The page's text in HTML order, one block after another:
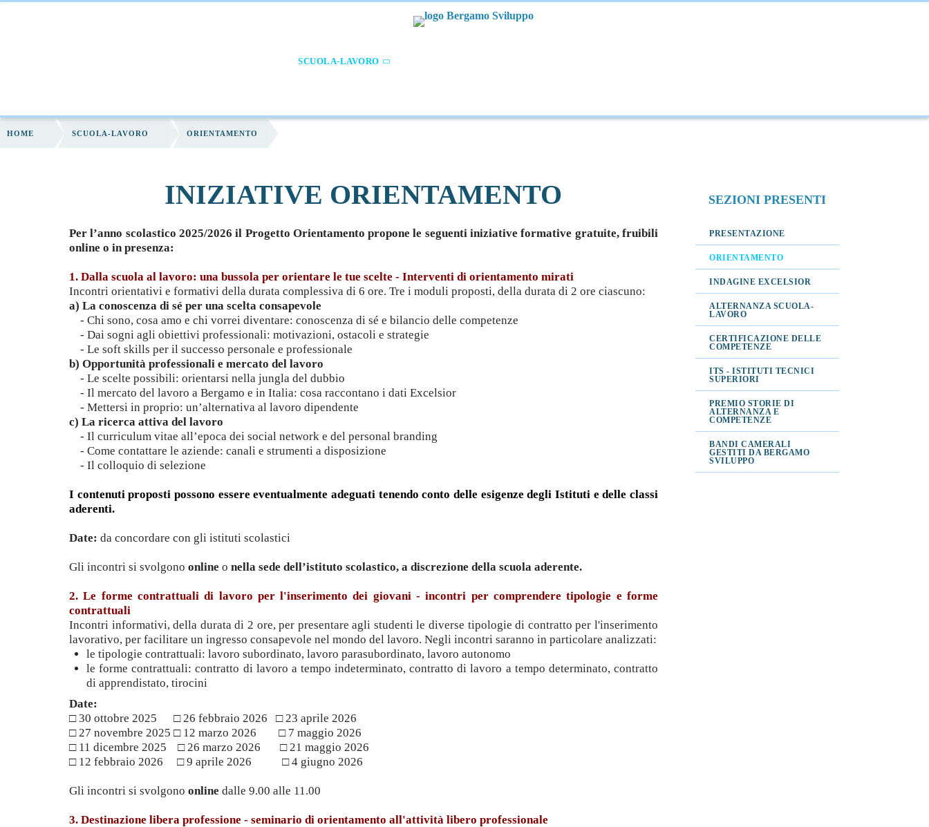
SCUOLA-LAVORO
HOME SCUOLA-LAVORO ORIENTAMENTO
INIZIATIVE ORIENTAMENTO
Per l’anno scolastico 2025/2026 il Progetto Orientamento propone le seguenti iniziative formative gratuite, fruibili
online o in presenza:
1. Dalla scuola al lavoro: una bussola per orientare le tue scelte - Interventi di orientamento mirati
Incontri orientativi e formativi della durata complessiva di 6 ore. Tre i moduli proposti, della durata di 2 ore ciascuno:
a) La conoscenza di sé per una scelta consapevole
- Chi sono, cosa amo e chi vorrei diventare: conoscenza di sé e bilancio delle competenze
- Dai sogni agli obiettivi professionali: motivazioni, ostacoli e strategie
- Le soft skills per il successo personale e professionale
b) Opportunità professionali e mercato del lavoro
- Le scelte possibili: orientarsi nella jungla del dubbio
- Il mercato del lavoro a Bergamo e in Italia: cosa raccontano i dati Excelsior
- Mettersi in proprio: un’alternativa al lavoro dipendente
c) La ricerca attiva del lavoro
- Il curriculum vitae all’epoca dei social network e del personal branding
- Come contattare le aziende: canali e strumenti a disposizione
- Il colloquio di selezione
I contenuti proposti possono essere eventualmente adeguati tenendo conto delle esigenze degli Istituti e delle classi
aderenti.
Date: da concordare con gli istituti scolastici
Gli incontri si svolgono online o nella sede dell’istituto scolastico, a discrezione della scuola aderente.
2. Le forme contrattuali di lavoro per l'inserimento dei giovani - incontri per comprendere tipologie e forme
contrattuali
Incontri informativi, della durata di 2 ore, per presentare agli studenti le diverse tipologie di contratto per l'inserimento
lavorativo, per facilitare un ingresso consapevole nel mondo del lavoro. Negli incontri saranno in particolare analizzati:
le tipologie contrattuali: lavoro subordinato, lavoro parasubordinato, lavoro autonomo
le forme contrattuali: contratto di lavoro a tempo indeterminato, contratto di lavoro a tempo determinato, contratto
di apprendistato, tirocini
Date:
□ 30 ottobre 2025 □ 26 febbraio 2026 □ 23 aprile 2026
□ 27 novembre 2025 □ 12 marzo 2026 □ 7 maggio 2026
□ 11 dicembre 2025 □ 26 marzo 2026 □ 21 maggio 2026
□ 12 febbraio 2026 □ 9 aprile 2026 □ 4 giugno 2026
Gli incontri si svolgono online dalle 9.00 alle 11.00
3. Destinazione libera professione - seminario di orientamento all'attività libero professionale
SEZIONI PRESENTI
PRESENTAZIONE
ORIENTAMENTO
INDAGINE EXCELSIOR
ALTERNANZA SCUOLA-
LAVORO
CERTIFICAZIONE DELLE
COMPETENZE
ITS - ISTITUTI TECNICI
SUPERIORI
PREMIO STORIE DI
ALTERNANZA E
COMPETENZE
BANDI CAMERALI
GESTITI DA BERGAMO
SVILUPPO